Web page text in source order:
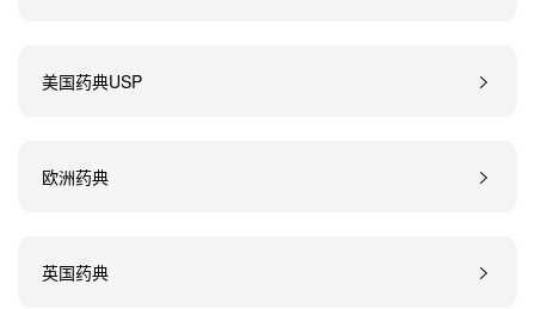
美国药典USP
欧洲药典
英国药典